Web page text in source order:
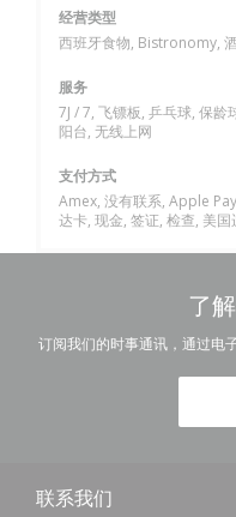
经营类型
西班牙食物, Bistronomy,
服务
7J / 7, 飞镖板, 乒乓球, 保龄
阳台, 无线上网
支付方式
Amex, 没有联系, Apple
达卡, 现金, 签证, 检查, 美
了
订阅我们的时事通讯，通过电
联系我们